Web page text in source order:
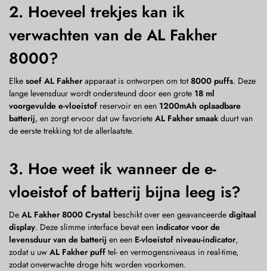
2. Hoeveel trekjes kan ik
verwachten van de AL Fakher
8000?
Elke soef AL Fakher apparaat is ontworpen om tot8000 puffs. Deze
lange levensduur wordt ondersteund door een grote 18 ml
voorgevulde e-vloeistof reservoir en een 1200mAh oplaadbare
batterij, en zorgt ervoor dat uw favoriete AL Fakher smaak duurt van
de eerste trekking tot de allerlaatste.
3. Hoe weet ik wanneer de e-
vloeistof of batterij bijna leeg is?
De AL Fakher 8000 Crystal beschikt over een geavanceerde digitaal
display. Deze slimme interface bevat een indicator voor de
levensduur van de batterij en een E-vloeistof niveau-indicator,
zodat u uw AL Fakher puff tel- en vermogensniveaus in real-time,
zodat onverwachte droge hits worden voorkomen.